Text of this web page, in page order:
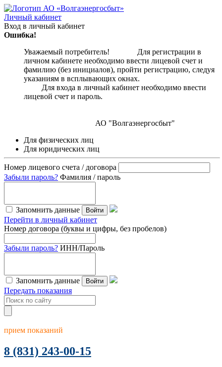
Личный кабинет
Вход в личный кабинет
Ошибка!
Уважаемый потребитель! Для регистрации в
личном кабинете необходимо ввести лицевой счет и
фамилию (без инициалов), пройти регистрацию, следуя
указаниям в всплывающих окнах.
Для входа в личный кабинет необходимо ввести
лицевой счет и пароль.
АО "Волгаэнергосбыт"
Для физических лиц
Для юридических лиц
Номер лицевого счета / договора
Забыли пароль? Фамилия / пароль
Запомнить данные Войти
Перейти в личный кабинет
Номер договора (буквы и цифры, без пробелов)
Забыли пароль? ИНН/Пароль
Запомнить данные Войти
Передать показания
прием показаний
8 (831) 243-00-15